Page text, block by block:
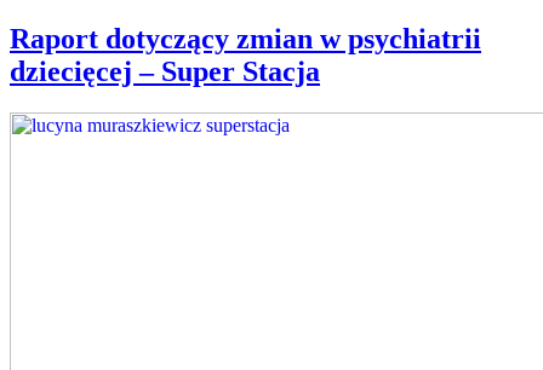
Raport dotyczący zmian w psychiatrii
dziecięcej – Super Stacja